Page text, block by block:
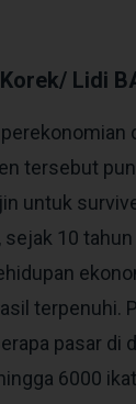
Lidi
tersebut
untuk
10
terpenuhi.
pasar di
6000